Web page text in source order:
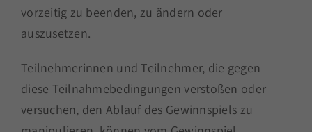
vorzeitig zu beenden, zu ändern oder
auszusetzen.
Teilnehmerinnen und Teilnehmer, die gegen
diese Teilnahmebedingungen verstoßen oder
versuchen, den Ablauf des Gewinnspiels zu